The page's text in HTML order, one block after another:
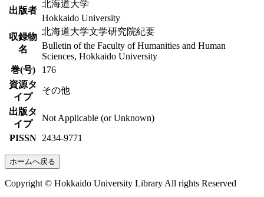
出版者
北海道大学
Hokkaido University
収録物
名
北海道大学文学研究院紀要
Bulletin of the Faculty of Humanities and Human
Sciences, Hokkaido University
巻(号)
176
資源タ
イプ
その他
出版タ
イプ
Not Applicable (or Unknown)
PISSN 2434-9771
ホームへ戻る
Copyright © Hokkaido University Library All rights Reserved